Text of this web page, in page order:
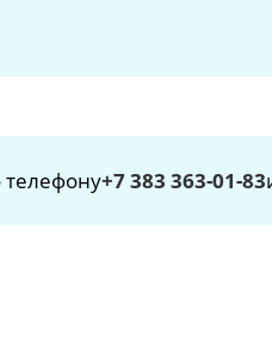
+7 383 363-01-83